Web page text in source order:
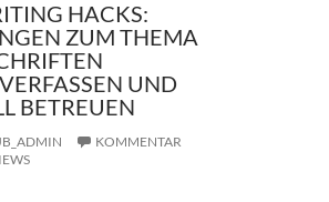
HACKS:
ZUM THEMA
UND
BETREUEN
KOMMENTAR